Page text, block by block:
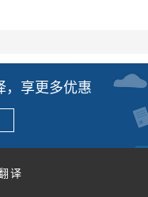
，享更多优惠
译